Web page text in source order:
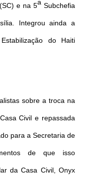
e na 5a Subchefia
Integrou ainda a
do Haiti
sobre a troca na
Civil e repassada
para a Secretaria de
de que isso
da Casa Civil, Onyx